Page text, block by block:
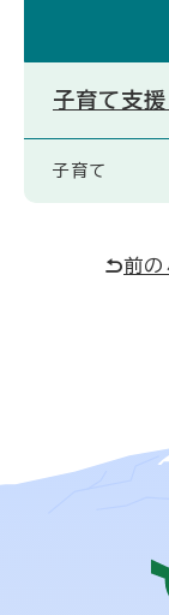
子育て支
子育て
前の